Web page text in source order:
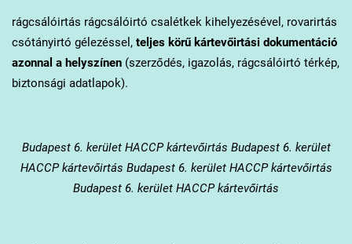
rágcsálóirtás rágcsálóirtó csalétkek kihelyezésével, rovarirtás
csótányirtó gélezéssel, teljes körű kártevőirtási dokumentáció
azonnal a helyszínen(szerződés, igazolás, rágcsálóirtó térkép,
biztonsági adatlapok).
Budapest 6. kerületHACCP kártevőirtás Budapest 6. kerület
HACCP kártevőirtás Budapest 6. kerület HACCP kártevőirtás
Budapest 6. kerület HACCP kártevőirtás